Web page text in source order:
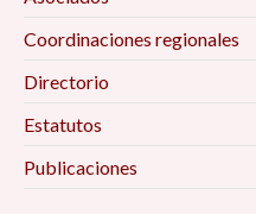
Coordinaciones regionales
Directorio
Estatutos
Publicaciones